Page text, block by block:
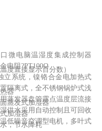
微电脑温湿度集成控制器
度直接显示百分数）
电阻?PT100Ω
立系统，镍铬合金电加热式
器
隔离式，全不锈钢锅炉式浅
蒸发式加湿器
蒸发器盘管露点温度层流接
加湿器
供水采用自动控制且可回收
，节水降耗
低噪音空调型电机，多叶式